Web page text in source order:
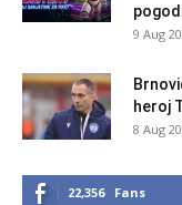
9 Aug
heroj
8 Aug
22,356 Fans